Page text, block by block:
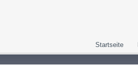
Startseite